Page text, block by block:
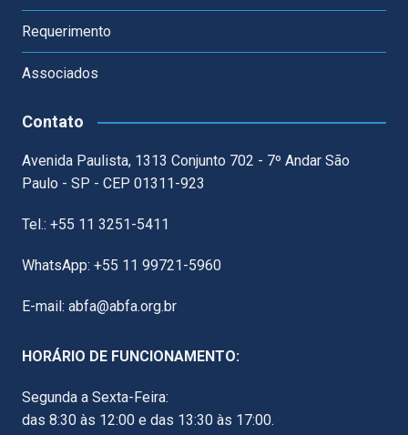
Requerimento
Associados
Contato
Avenida Paulista, 1313 Conjunto 702 - 7º Andar São
Paulo - SP - CEP 01311-923
Tel.: +55 11 3251-5411
WhatsApp: +55 11 99721-5960
E-mail: abfa@abfa.org.br
HORÁRIO DE FUNCIONAMENTO:
Segunda a Sexta-Feira:
das 8:30 às 12:00 e das 13:30 às 17:00.